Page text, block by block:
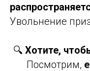
Увольнение
🔍 Хотите,
Посмотрим,